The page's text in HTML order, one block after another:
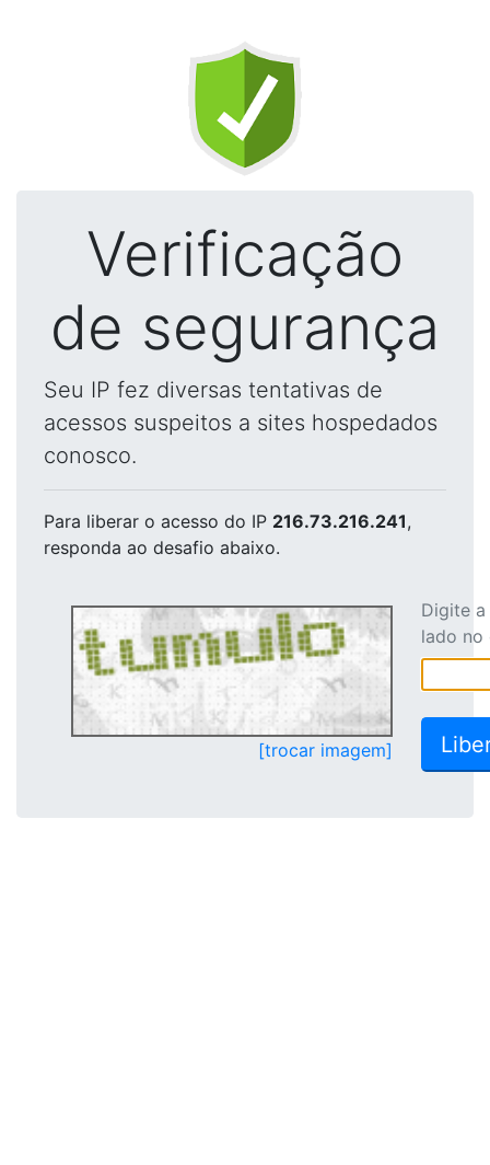
Verificação
de segurança
Seu IP fez diversas tentativas de
acessos suspeitos a sites hospedados
conosco.
Para liberar o acesso do IP 216.73.216.241,
responda ao desafio abaixo.
[trocar imagem]
Digite
lado no